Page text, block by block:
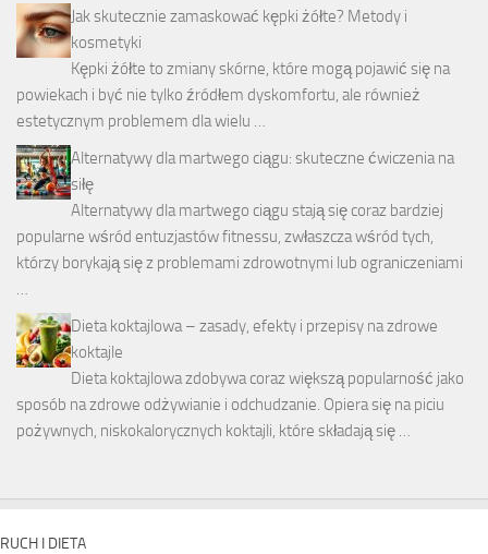
Jak skutecznie zamaskować kępki żółte? Metody i
kosmetyki
Kępki żółte to zmiany skórne, które mogą pojawić się na
powiekach i być nie tylko źródłem dyskomfortu, ale również
estetycznym problemem dla wielu …
Alternatywy dla martwego ciągu: skuteczne ćwiczenia na
siłę
Alternatywy dla martwego ciągu stają się coraz bardziej
popularne wśród entuzjastów fitnessu, zwłaszcza wśród tych,
którzy borykają się z problemami zdrowotnymi lub ograniczeniami
Dieta koktajlowa – zasady, efekty i przepisy na zdrowe
koktajle
Dieta koktajlowa zdobywa coraz większą popularność jako
sposób na zdrowe odżywianie i odchudzanie. Opiera się na piciu
pożywnych, niskokalorycznych koktajli, które składają się …
RUCH I DIETA